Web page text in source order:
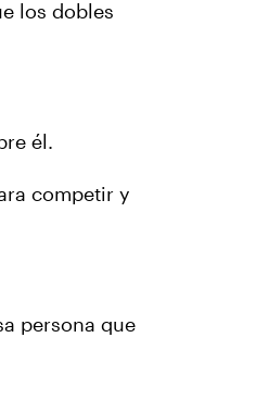
los dobles
él.
competir y
persona que